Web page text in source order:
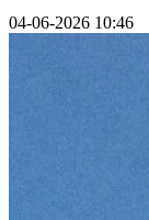
04-06-2026 10:46